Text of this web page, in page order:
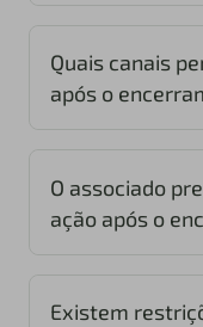
Quais canais
após o
O associado
ação após o
Existem